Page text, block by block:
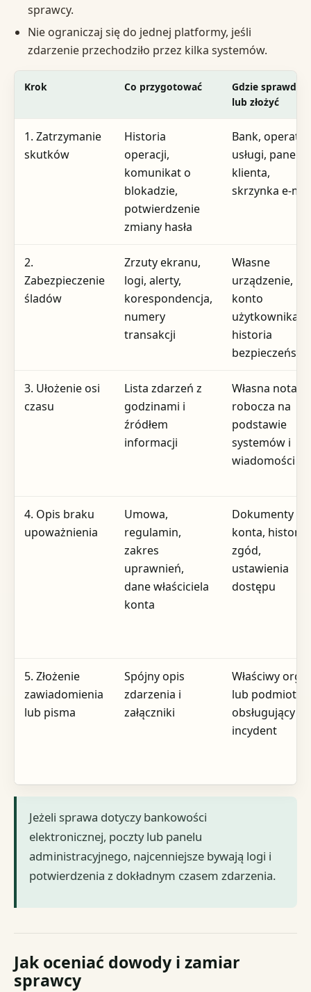
sprawcy.
Nie ograniczaj się do jednej platformy, jeśli
zdarzenie przechodziło przez kilka systemów.
Krok Co przygotować
Gdzie sprawdzić
lub złożyć
1. Zatrzymanie
skutków
Historia
operacji,
komunikat o
blokadzie,
potwierdzenie
zmiany hasła
Bank, operator
usługi, panel
klienta,
skrzynka e-
2.
Zabezpieczenie
śladów
Zrzuty ekranu,
logi, alerty,
korespondencja,
numery
transakcji
Własne
urządzenie,
konto
użytkownika,
historia
3. Ułożenie osi
czasu
Lista zdarzeń z
godzinami i
źródłem
informacji
Własna
robocza na
podstawie
systemów i
wiadomości
4. Opis braku
upoważnienia
Umowa,
regulamin,
zakres
uprawnień,
dane właściciela
konta
Dokumenty
konta, historia
zgód,
ustawienia
dostępu
5. Złożenie
zawiadomienia
lub pisma
Spójny opis
zdarzenia i
załączniki
Właściwy
lub podmiot
obsługujący
incydent
Jeżeli sprawa dotyczy bankowości
elektronicznej, poczty lub panelu
administracyjnego, najcenniejsze bywają logi i
potwierdzenia z dokładnym czasem zdarzenia.
Jak oceniać dowody i zamiar
sprawcy